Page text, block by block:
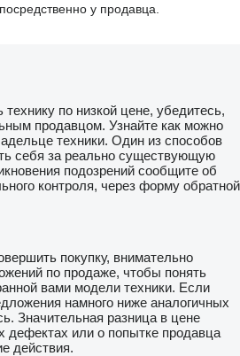
у продавца.
по низкой цене, убедитесь,
продавцом. Узнайте как можно
техники. Один из способов
себя за реально существующую
подозрений сообщите об
контроля, через форму обратной
покупку, внимательно
по продаже, чтобы понять
вами модели техники. Если
намного ниже аналогичных
Значительная разница в цене
дефектах или о попытке продавца
действия.